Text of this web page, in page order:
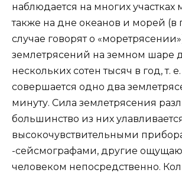
наблюдается на многих участках
также на дне океанов и морей (в
случае говорят о
землетрясений на земном шаре
нескольких сотен тысяч в год, т.
совершается одно два
минуту. Сила землетрясения
большинство из них
высокочувствительными
-сейсмографами, другие
человеком непосредственно.